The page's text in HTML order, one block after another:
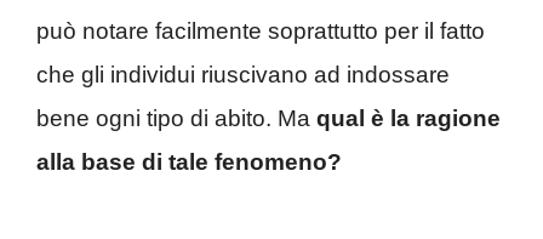
può notare facilmente soprattutto per il fatto
che gli individui riuscivano ad indossare
bene ogni tipo di abito. Ma qual è la ragione
alla base di tale fenomeno?